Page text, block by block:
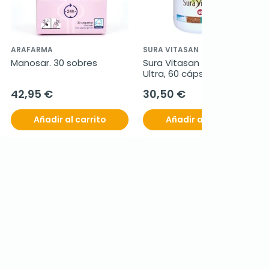
ARAFARMA
Manosar. 30 sobres
42,95 €
Añadir al carrito
SURA VITASAN
Sura Vitasan Acidophilus
Ultra, 60 cápsulas
30,50 €
Añadir al carrito